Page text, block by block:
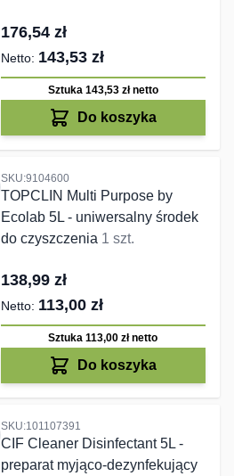
176,54 zł
143,53 zł
Sztuka 143,53 złnetto
Do koszyka
SKU:9104600
TOPCLIN Multi Purpose by
Ecolab 5L - uniwersalny środek
do czyszczenia 1 szt.
138,99 zł
113,00 zł
Sztuka 113,00 złnetto
Do koszyka
SKU:101107391
CIF Cleaner Disinfectant 5L -
preparat myjąco-dezynfekujący